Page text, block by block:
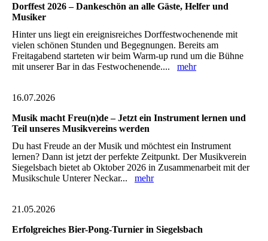
Dorffest 2026 – Dankeschön an alle Gäste, Helfer und
Musiker
Hinter uns liegt ein ereignisreiches Dorffestwochenende mit
vielen schönen Stunden und Begegnungen. Bereits am
Freitagabend starteten wir beim Warm-up rund um die Bühne
mit unserer Bar in das Festwochenende.... mehr
16.07.2026
Musik macht Freu(n)de – Jetzt ein Instrument lernen und
Teil unseres Musikvereins werden
Du hast Freude an der Musik und möchtest ein Instrument
lernen? Dann ist jetzt der perfekte Zeitpunkt. Der Musikverein
Siegelsbach bietet ab Oktober 2026 in Zusammenarbeit mit der
Musikschule Unterer Neckar... mehr
21.05.2026
Erfolgreiches Bier-Pong-Turnier in Siegelsbach